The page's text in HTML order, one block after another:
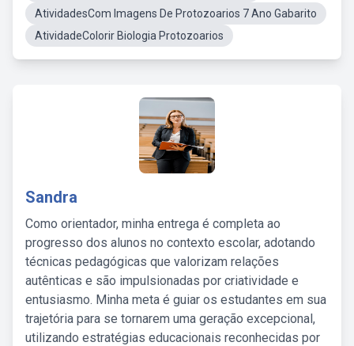
AtividadesCom Imagens De Protozoarios 7 Ano Gabarito
AtividadeColorir Biologia Protozoarios
Sandra
Como orientador, minha entrega é completa ao
progresso dos alunos no contexto escolar, adotando
técnicas pedagógicas que valorizam relações
autênticas e são impulsionadas por criatividade e
entusiasmo. Minha meta é guiar os estudantes em sua
trajetória para se tornarem uma geração excepcional,
utilizando estratégias educacionais reconhecidas por